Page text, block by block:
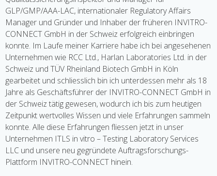
GLP/GMP/AAA-LAC, internationaler Regulatory Affairs
Manager und Gründer und Inhaber der früheren INVITRO-
CONNECT GmbH in der Schweiz erfolgreich einbringen
konnte. Im Laufe meiner Karriere habe ich bei angesehenen
Unternehmen wie RCC Ltd., Harlan Laboratories Ltd. in der
Schweiz und TÜV Rheinland Biotech GmbH in Köln
gearbeitet und schliesslich bin ich unterdessen mehr als 18
Jahre als Geschäftsführer der INVITRO-CONNECT GmbH in
der Schweiz tätig gewesen, wodurch ich bis zum heutigen
Zeitpunkt wertvolles Wissen und viele Erfahrungen sammeln
konnte. Alle diese Erfahrungen fliessen jetzt in unser
Unternehmen ITLS in vitro – Testing Laboratory Services
LLC und unsere neu gegründete Auftragsforschungs-
Plattform INVITRO-CONNECT hinein.